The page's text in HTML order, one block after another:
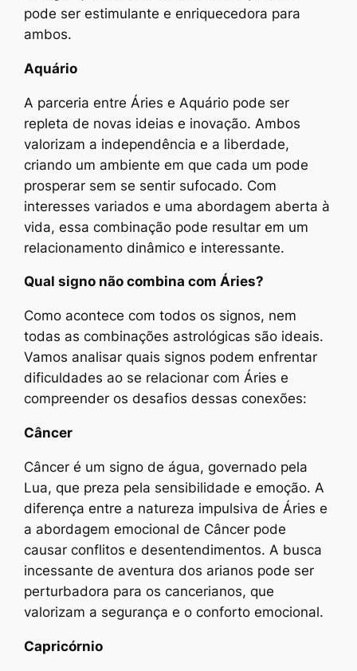
pode ser estimulante e enriquecedora para
ambos.
Aquário
A parceria entre Áries e Aquário pode ser
repleta de novas ideias e inovação. Ambos
valorizam a independência e a liberdade,
criando um ambiente em que cada um pode
prosperar sem se sentir sufocado. Com
interesses variados e uma abordagem aberta à
vida, essa combinação pode resultar em um
relacionamento dinâmico e interessante.
Qual signo não combina com Áries?
Como acontece com todos os signos, nem
todas as combinações astrológicas são ideais.
Vamos analisar quais signos podem enfrentar
dificuldades ao se relacionar com Áries e
compreender os desafios dessas conexões:
Câncer
Câncer é um signo de água, governado pela
Lua, que preza pela sensibilidade e emoção. A
diferença entre a natureza impulsiva de Áries e
a abordagem emocional de Câncer pode
causar conflitos e desentendimentos. A busca
incessante de aventura dos arianos pode ser
perturbadora para os cancerianos, que
valorizam a segurança e o conforto emocional.
Capricórnio